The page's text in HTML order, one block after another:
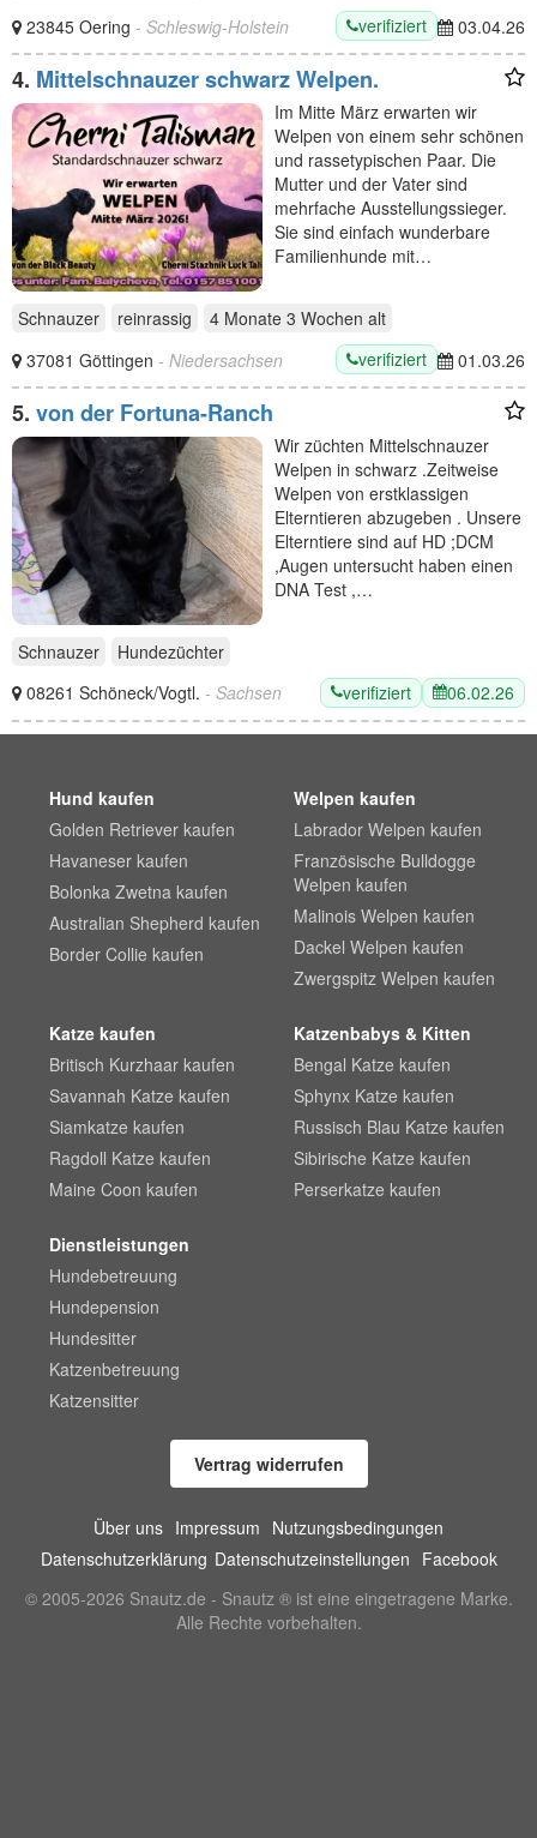
23845 Oering - Schleswig-Holstein verifiziert 03.04.26
4. Mittelschnauzer schwarz Welpen.
Im Mitte März erwarten wir
Welpen von einem sehr schönen
und rassetypischen Paar. Die
Mutter und der Vater sind
mehrfache Ausstellungssieger.
Sie sind einfach wunderbare
Familienhunde mit…
Schnauzer reinrassig 4 Monate 3 Wochen alt
37081 Göttingen - Niedersachsen verifiziert 01.03.26
5. von der Fortuna-Ranch
Wir züchten Mittelschnauzer
Welpen in schwarz .Zeitweise
Welpen von erstklassigen
Elterntieren abzugeben . Unsere
Elterntiere sind auf HD ;DCM
,Augen untersucht haben einen
DNA Test ,…
Schnauzer
Hundezüchter
08261 Schöneck/Vogtl. - Sachsen verifiziert 06.02.26
Hund kaufen
Golden Retriever kaufen
Havaneser kaufen
Bolonka Zwetna kaufen
Australian Shepherd kaufen
Border Collie kaufen
Welpen kaufen
Labrador Welpen kaufen
Französische Bulldogge
Welpen kaufen
Malinois Welpen kaufen
Dackel Welpen kaufen
Zwergspitz Welpen kaufen
Katze kaufen
Britisch Kurzhaar kaufen
Savannah Katze kaufen
Siamkatze kaufen
Ragdoll Katze kaufen
Maine Coon kaufen
Katzenbabys & Kitten
Bengal Katze kaufen
Sphynx Katze kaufen
Russisch Blau Katze kaufen
Sibirische Katze kaufen
Perserkatze kaufen
Dienstleistungen
Hundebetreuung
Hundepension
Hundesitter
Katzenbetreuung
Katzensitter
Vertrag widerrufen
Über uns Impressum Nutzungsbedingungen
Datenschutzerklärung Datenschutzeinstellungen Facebook
© 2005-2026 Snautz.de - Snautz ® ist eine eingetragene Marke.
Alle Rechte vorbehalten.